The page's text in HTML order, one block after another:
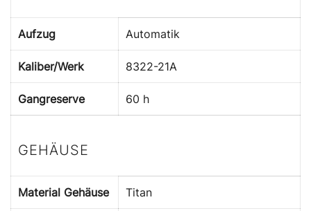
Aufzug Automatik
Kaliber/Werk 8322-21A
Gangreserve 60 h
GEHÄUSE
Material Gehäuse Titan